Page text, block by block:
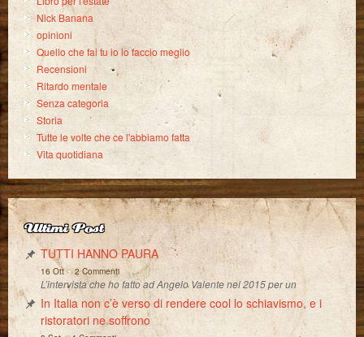
Nick Banana
opinioni
Quello che fai tu io lo faccio meglio
Recensioni
Ritardo mentale
Senza categoria
Storia
Tutte le volte che ce l'abbiamo fatta
Vita quotidiana
Ultimi Post
TUTTI HANNO PAURA
16 Ott-2 Commenti
L’intervista che ho fatto ad Angelo Valente nel 2015 per un
In Italia non c’è verso di rendere cool lo schiavismo, e i
ristoratori ne soffrono